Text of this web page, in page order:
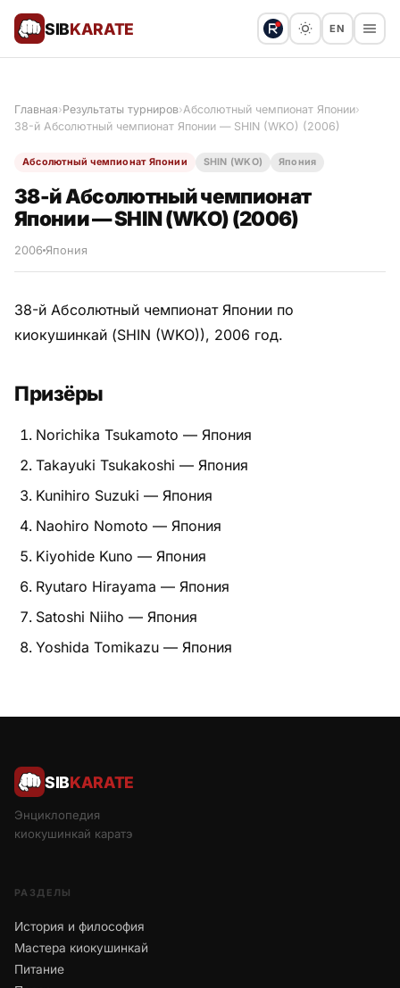
SIBKARATE EN
Результаты турниров
История и философия
Мастера киокушинкай
Питание
Пояса
Растяжка и ОФП
Терминология
Экипировка
Главная›Результаты турниров›Абсолютный чемпионат Японии›
38-й Абсолютный чемпионат Японии — SHIN (WKO) (2006)
Абсолютный чемпионат Японии SHIN (WKO) Япония
38-й Абсолютный чемпионат
Японии — SHIN (WKO) (2006)
2006 Япония
38-й Абсолютный чемпионат Японии по
киокушинкай (SHIN (WKO)), 2006 год.
Призёры
Norichika Tsukamoto — Япония
Takayuki Tsukakoshi — Япония
Kunihiro Suzuki — Япония
Naohiro Nomoto — Япония
Kiyohide Kuno — Япония
Ryutaro Hirayama — Япония
Satoshi Niiho — Япония
Yoshida Tomikazu — Япония
SIBKARATE
Энциклопедия
киокушинкай каратэ
РАЗДЕЛЫ
История и философия
Мастера киокушинкай
Питание